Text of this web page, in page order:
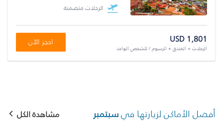
الرحلات متضمنة
USD 1,801
الرحلات + الفندق + الرسوم / للشخص الواحد
احجز الآن
أفضل الأماكن لزيارتها فيسبتمبر مشاهدة الكل